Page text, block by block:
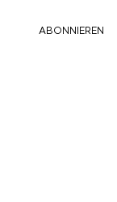
ABONNIEREN